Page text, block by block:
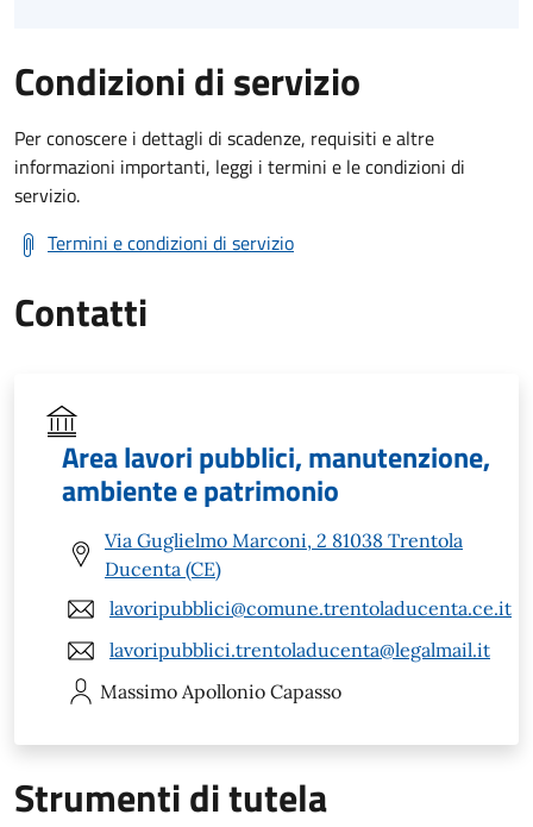
Condizioni di servizio
Per conoscere i dettagli di scadenze, requisiti e altre
informazioni importanti, leggi i termini e le condizioni di
servizio.
Termini e condizioni di servizio
Contatti
Area lavori pubblici, manutenzione,
ambiente e patrimonio
Via Guglielmo Marconi, 2 81038 Trentola
Ducenta (CE)
lavoripubblici@comune.trentoladucenta.ce.it
lavoripubblici.trentoladucenta@legalmail.it
Massimo Apollonio Capasso
Strumenti di tutela